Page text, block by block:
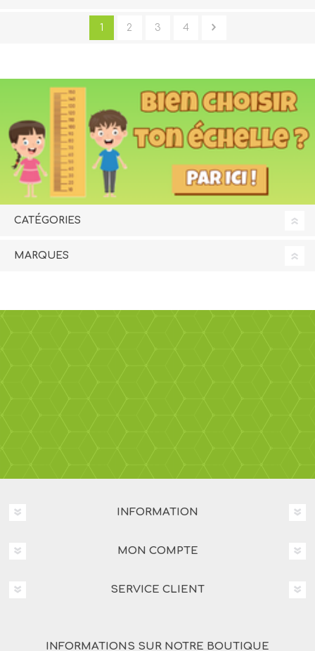
1 2 3 4
CATÉGORIES
MARQUES
INFORMATION
MON COMPTE
SERVICE CLIENT
INFORMATIONS SUR NOTRE BOUTIQUE